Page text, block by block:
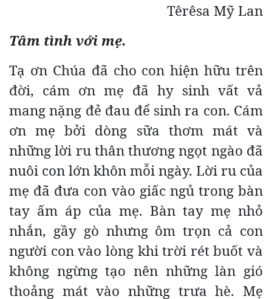
Têrêsa Mỹ Lan
Tâm tình với mẹ.
Tạ ơn Chúa đã cho con hiện hữu trên
đời, cám ơn mẹ đã hy sinh vất vả
mang nặng đẻ đau để sinh ra con. Cám
ơn mẹ bởi dòng sữa thơm mát và
những lời ru thân thương ngọt ngào đã
nuôi con lớn khôn mỗi ngày. Lời ru của
mẹ đã đưa con vào giấc ngủ trong bàn
tay ấm áp của mẹ. Bàn tay mẹ nhỏ
nhắn, gầy gò nhưng ôm trọn cả con
người con vào lòng khi trời rét buốt và
không ngừng tạo nên những làn gió
thoảng mát vào những trưa hè. Mẹ